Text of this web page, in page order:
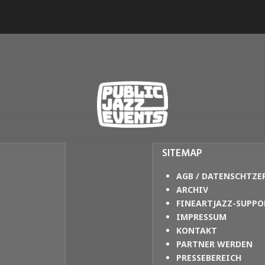
SITEMAP
AGB /
ARCHIV
FINEARTJAZZ-
IMPRESSUM
KONTAKT
PARTNER WERDEN
PRESSEBEREICH